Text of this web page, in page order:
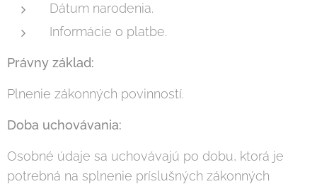
Dátum narodenia.
Informácie o platbe.
Právny základ:
Plnenie zákonných povinností.
Doba uchovávania:
Osobné údaje sa uchovávajú po dobu, ktorá je
potrebná na splnenie príslušných zákonných